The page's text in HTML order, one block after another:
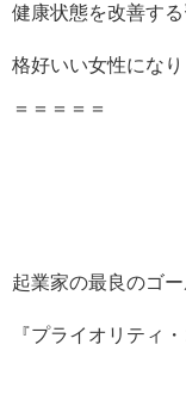
健康状態を改善する
格好いい女性になり
＝＝＝＝＝
起業家の最良のゴ
『プライオリティ